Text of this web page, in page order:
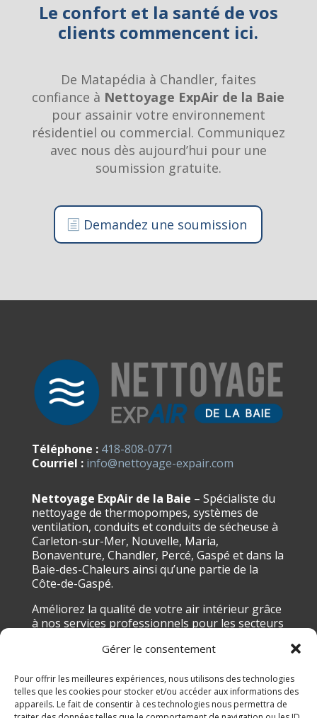
Gérer le consentement
Pour offrir les meilleures expériences, nous utilisons des technologies
telles que les cookies pour stocker et/ou accéder aux informations des
appareils. Le fait de consentir à ces technologies nous permettra de
Le confort et la santé de vos
clients commencent ici.
De Matapédia à Chandler, faites
confiance à Nettoyage ExpAir de la Baie
pour assainir votre environnement
résidentiel ou commercial. Communiquez
avec nous dès aujourd’hui pour une
soumission gratuite.
Demandez une soumission
Téléphone : 418-808-0771
Courriel : info@nettoyage-expair.com
Nettoyage ExpAir de la Baie – Spécialiste du
nettoyage de thermopompes, systèmes de
ventilation, conduits et conduits de sécheuse à
Carleton-sur-Mer, Nouvelle, Maria,
Bonaventure, Chandler, Percé, Gaspé et dans la
Baie-des-Chaleurs ainsi qu’une partie de la
Côte-de-Gaspé.
Améliorez la qualité de votre air intérieur grâce
à nos services professionnels pour les secteurs
équipe dès aujourd’hui.
Suivez-nous sur Facebook